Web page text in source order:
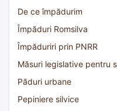
De ce împădurim
Împăduri Romsilva
Împăduriri prin PNRR
Măsuri legislative pentru
Păduri urbane
Pepiniere silvice